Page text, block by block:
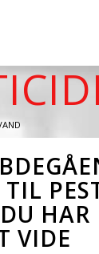
HAR
VIDE